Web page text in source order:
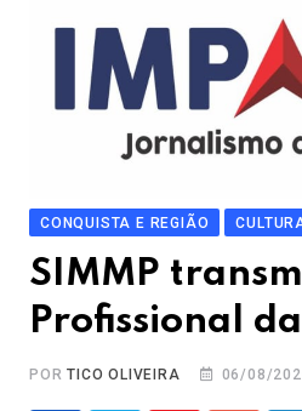
CONQUISTA E REGIÃO
SIMMP
Profissional
PORTICO OLIVEIRA 06/08/